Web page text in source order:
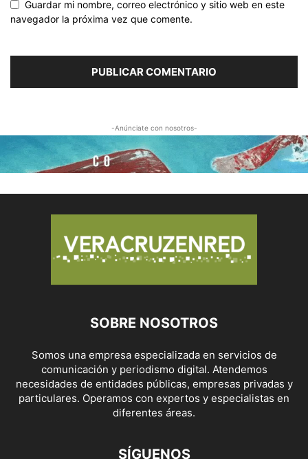
Guardar mi nombre, correo electrónico y sitio web en este
navegador la próxima vez que comente.
-Anúnciate con nosotros-
SOBRE NOSOTROS
Somos una empresa especializada en servicios de
comunicación y periodismo digital. Atendemos
necesidades de entidades públicas, empresas privadas y
particulares. Operamos con expertos y especialistas en
diferentes áreas.
SÍGUENOS